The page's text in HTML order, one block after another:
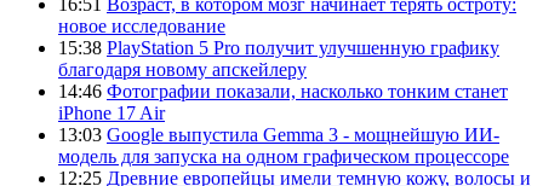
новое исследование
15:38 PlayStation 5 Pro получит улучшенную графику
благодаря новому апскейлеру
14:46 Фотографии показали, насколько тонким станет
iPhone 17 Air
13:03 Google выпустила Gemma 3 - мощнейшую ИИ-
модель для запуска на одном графическом процессоре
12:25 Древние европейцы имели темную кожу, волосы и